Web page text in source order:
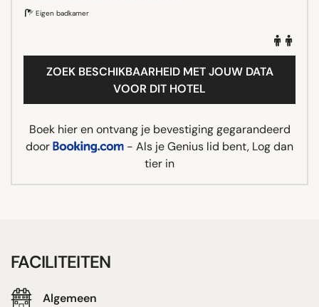
Eigen badkamer
ZOEK BESCHIKBAARHEID MET JOUW DATA
VOOR DIT HOTEL
Boek hier en ontvang je bevestiging gegarandeerd
door
- Als je Genius lid bent, Log dan
tier in
FACILITEITEN
Algemeen